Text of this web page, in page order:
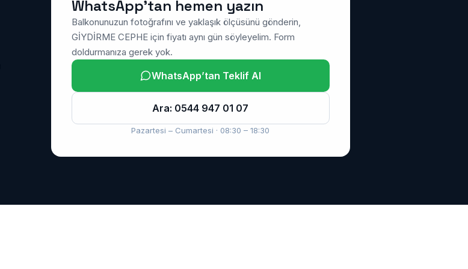
WhatsApp’tan hemen yazın
Balkonunuzun fotoğrafını ve yaklaşık ölçüsünü gönderin,
GİYDİRME CEPHE için fiyatı aynı gün söyleyelim. Form
doldurmanıza gerek yok.
WhatsApp’tan Teklif Al
Ara: 0544 947 01 07
Pazartesi – Cumartesi · 08:30 – 18:30